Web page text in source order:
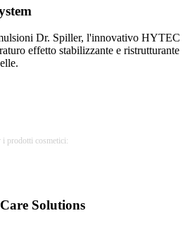
Dr. Spiller, l'innovativo HYTEC
effetto stabilizzante e ristrutturante
prodotti cosmetici:
Solutions